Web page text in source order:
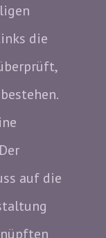
die
auf die